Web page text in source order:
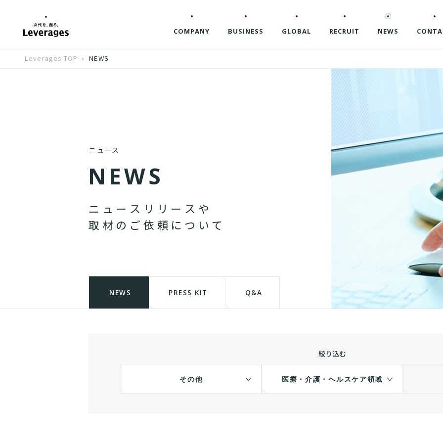
COMPANY BUSINESS GLOBAL RECRUIT NEWS
Leverages TOP NEWS
ニュース
N EWS
ニ ュ ー ス リ リ ー ス や
取 材 の ご 依 頼 に つ い て
NEWS PRESS KIT Q&A
絞り込む
その他 医療・介護・ヘルスケア領域